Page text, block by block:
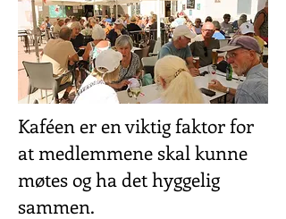
Kaféen er en viktig faktor for
at medlemmene skal kunne
møtes og ha det hyggelig
sammen.